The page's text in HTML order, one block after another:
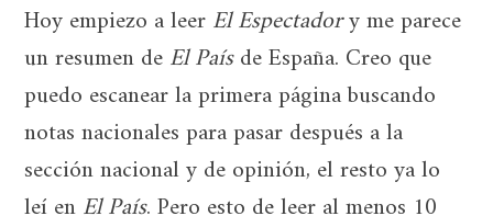
Hoy empiezo a leerEl Espectadory me parece
un resumen deEl Paísde España. Creo que
puedo escanear la primera página buscando
notas nacionales para pasar después a la
sección nacional y de opinión, el resto ya lo